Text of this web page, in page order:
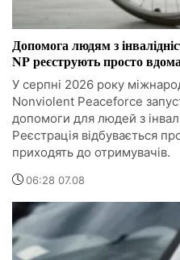
Допомога людям з
NP реєструють просто
У серпні 2026 року
Nonviolent Peaceforce
допомоги для людей з
Реєстрація відбувається
приходять до отримувачів.
06:28 07.08